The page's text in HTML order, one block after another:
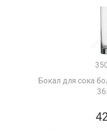
Бокал для сока